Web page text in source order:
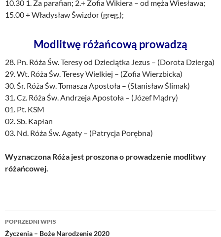
10.30 1. Za parafian; 2.+ Zofia Wikiera – od męża Wiesława;
15.00 + Władysław Świzdor (greg.);
Modlitwę różańcową prowadzą
28. Pn. Róża Św. Teresy od Dzieciątka Jezus – (Dorota Dzierga)
29. Wt. Róża Św. Teresy Wielkiej – (Zofia Wierzbicka)
30. Śr. Róża Św. Tomasza Apostoła – (Stanisław Ślimak)
31. Cz. Róża Św. Andrzeja Apostoła – (Józef Mądry)
01. Pt. KSM
02. Sb. Kapłan
03. Nd. Róża Św. Agaty – (Patrycja Porębna)
Wyznaczona Róża jest proszona o prowadzenie modlitwy
różańcowej.
Nawigacja
POPRZEDNI WPIS
Życzenia – Boże Narodzenie 2020